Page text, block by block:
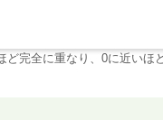
ど完全に重なり、0に近いほ